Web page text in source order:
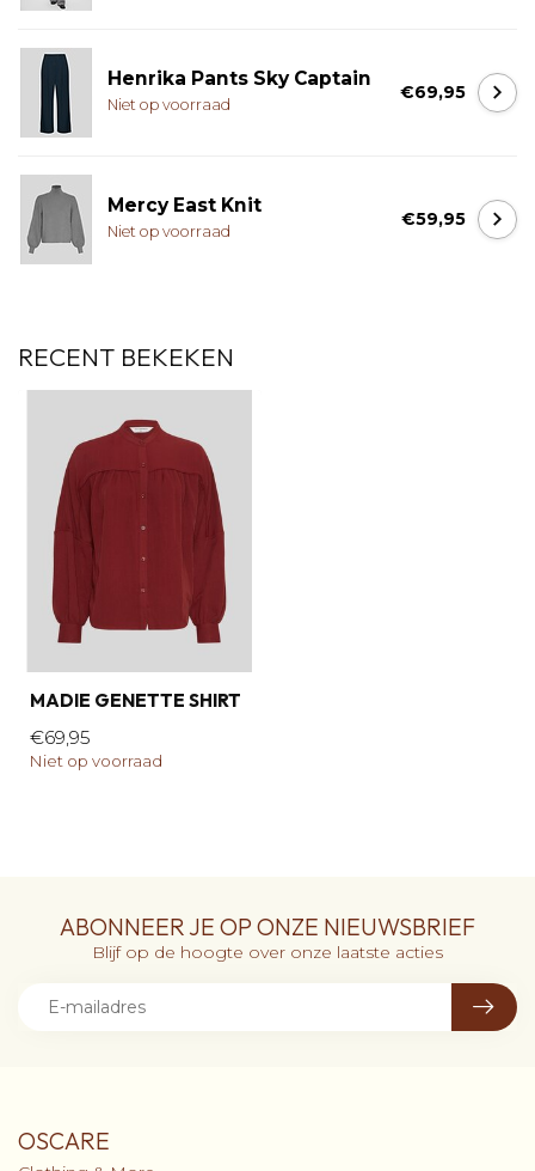
Henrika Pants Sky Captain
Niet op voorraad
€69,95
Mercy East Knit
Niet op voorraad
€59,95
RECENT BEKEKEN
MADIE GENETTE SHIRT
€69,95
Niet op voorraad
ABONNEER JE OP ONZE NIEUWSBRIEF
Blijf op de hoogte over onze laatste acties
OSCARE